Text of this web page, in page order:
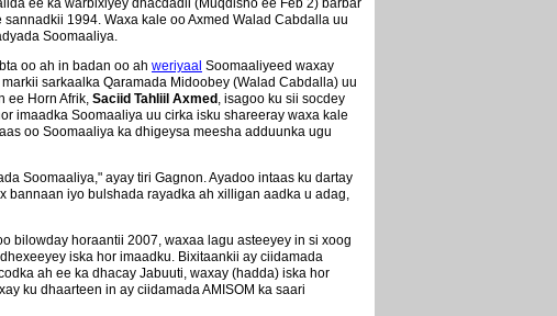
ee ka warbixiyey dhacdadii (Muqdisho ee Feb 2) barbar
1994. Waxa kale oo Axmed Walad Cabdalla uu
Soomaaliya.
oo ah in badan oo ah weriyaal Soomaaliyeed waxay
sarkaalka Qaramada Midoobey (Walad Cabdalla) uu
ee Horn Afrik, Saciid Tahliil Axmed , isagoo ku sii socdey
imaadka Soomaaliya uu cirka isku shareeray waxa kale
oo Soomaaliya ka dhigeysa meesha adduunka ugu
Soomaaliya," ayay tiri Gagnon. Ayadoo intaas ku dartay
bannaan iyo bulshada rayadka ah xilligan aadka u adag,
bilowday horaantii 2007, waxaa lagu asteeyey in si xoog
iska hor imaadku. Bixitaankii ay ciidamada
ah ee ka dhacay Jabuuti, waxay (hadda) iska hor
ku dhaarteen in ay ciidamada AMISOM ka saari